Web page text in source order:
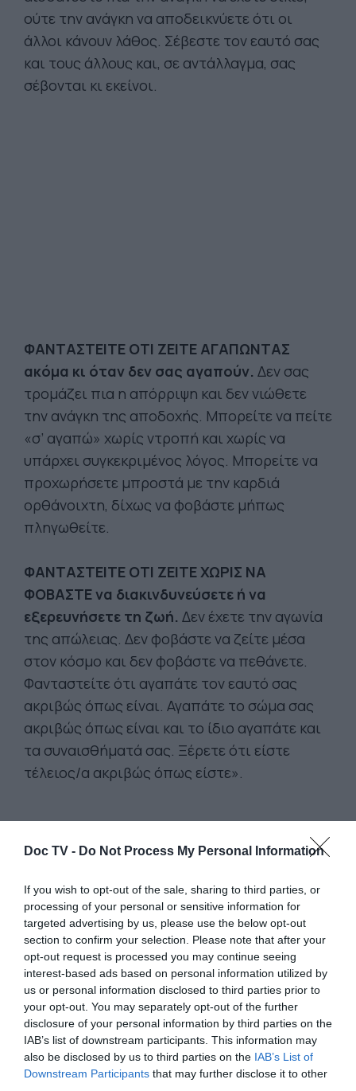
Doc TV - Do Not Process My Personal Information
If you wish to opt-out of the sale, sharing to third parties, or
processing of your personal or sensitive information for
targeted advertising by us, please use the below opt-out
section to confirm your selection. Please note that after your
opt-out request is processed you may continue seeing
interest-based ads based on personal information utilized by
us or personal information disclosed to third parties prior to
your opt-out. You may separately opt-out of the further
disclosure of your personal information by third parties on the
IAB’s list of downstream participants. This information may
also be disclosed by us to third parties on the IAB’s List of
Downstream Participants that may further disclose it to other
ούτε την ανάγκη να αποδεικνύετε ότι οι
άλλοι κάνουν λάθος. Σέβεστε τον εαυτό σας
και τους άλλους και, σε αντάλλαγμα, σας
σέβονται κι εκείνοι.
ΦΑΝΤΑΣΤΕΙΤΕ ΟΤΙ ΖΕΙΤΕ ΑΓΑΠΩΝΤΑΣ
ακόμα κι όταν δεν σας αγαπούν. Δεν σας
τρομάζει πια η απόρριψη και δεν νιώθετε
την ανάγκη της αποδοχής. Μπορείτε να πείτε
«σ’ αγαπώ» χωρίς ντροπή και χωρίς να
υπάρχει συγκεκριμένος λόγος. Μπορείτε να
προχωρήσετε μπροστά με την καρδιά
ορθάνοιχτη, δίχως να φοβάστε μήπως
πληγωθείτε.
ΦΑΝΤΑΣΤΕΙΤΕ ΟΤΙ ΖΕΙΤΕ ΧΩΡΙΣ ΝΑ
ΦΟΒΑΣΤΕ να διακινδυνεύσετε ή να
εξερευνήσετε τη ζωή. Δεν έχετε την αγωνία
της απώλειας. Δεν φοβάστε να ζείτε μέσα
στον κόσμο και δεν φοβάστε να πεθάνετε.
Φανταστείτε ότι αγαπάτε τον εαυτό σας
ακριβώς όπως είναι. Αγαπάτε το σώμα σας
ακριβώς όπως είναι και το ίδιο αγαπάτε και
τα συναισθήματά σας. Ξέρετε ότι είστε
τέλειος/α ακριβώς όπως είστε».
«ΈΧΟΥΜΕ ΑΝΑΜΝΗΣΕΙΣ ΑΠΟ ΠΟΛΥ ΠΑΛΙΑ,
από μια εποχή που υπήρξαμε ελεύθεροι και
που απολαμβάναμε την ελευθερία μας,